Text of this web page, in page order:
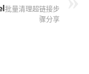
批量清理超链接步
骤分享